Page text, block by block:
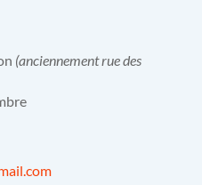
(anciennement rue des